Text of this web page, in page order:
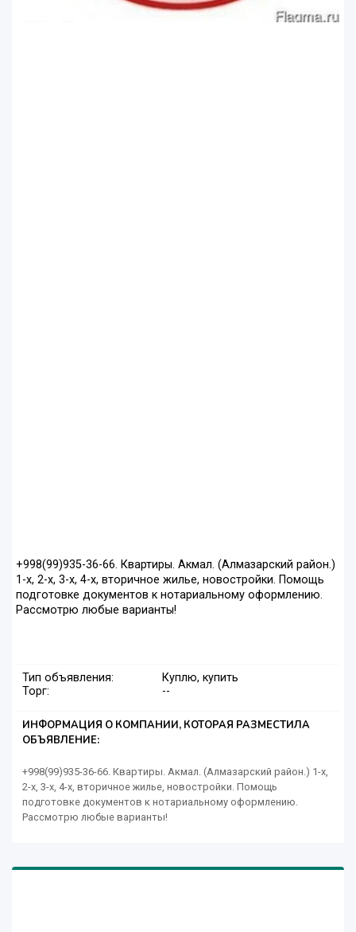
+998(99)935-36-66. Квартиры. Акмал. (Алмазарский район.)
1-х, 2-х, 3-х, 4-х, вторичное жилье, новостройки. Помощь
подготовке документов к нотариальному оформлению.
Рассмотрю любые варианты!
Тип объявления:
Куплю, купить
Торг:
--
ИНФОРМАЦИЯ О КОМПАНИИ, КОТОРАЯ РАЗМЕСТИЛА
ОБЪЯВЛЕНИЕ:
+998(99)935-36-66. Квартиры. Акмал. (Алмазарский район.) 1-х,
2-х, 3-х, 4-х, вторичное жилье, новостройки. Помощь
подготовке документов к нотариальному оформлению.
Рассмотрю любые варианты!